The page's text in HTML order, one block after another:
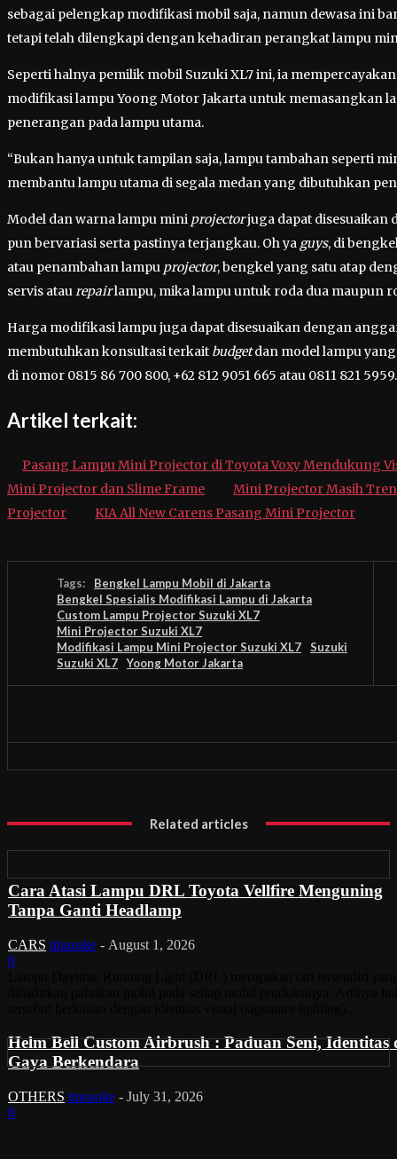
sebagai pelengkap modifikasi mobil saja, namun dewasa ini
tetapi telah dilengkapi dengan kehadiran perangkat lampu
Seperti halnya pemilik mobil Suzuki XL7 ini, ia
modifikasi lampu Yoong Motor Jakarta untuk memasangkan
penerangan pada lampu utama.
“Bukan hanya untuk tampilan saja, lampu tambahan seperti
membantu lampu utama di segala medan yang dibutuhkan
Model dan warna lampu mini projectorjuga dapat disesuaikan
pun bervariasi serta pastinya terjangkau. Oh ya guys, di
atau penambahan lampu projector, bengkel yang satu atap
servis ataurepairlampu, mika lampu untuk roda dua maupun
Harga modifikasi lampu juga dapat disesuaikan dengan
membutuhkan konsultasi terkait budgetdan model lampu
di nomor 0815 86 700 800, +62 812 9051 665 atau 0811 821
Artikel terkait:
Pasang Lampu Mini Projector di Toyota Voxy Mendukung
Mini Projector dan Slime Frame
Mini Projector Masih Tren
Projector
KIA All New Carens Pasang Mini Projector
Tags:
Bengkel Lampu Mobil di Jakarta
Bengkel Spesialis Modifikasi Lampu di Jakarta
Custom Lampu Projector Suzuki XL7
Mini Projector Suzuki XL7
Modifikasi Lampu Mini Projector Suzuki XL7
Suzuki
Suzuki XL7
Yoong Motor Jakarta
Related articles
Cara Atasi Lampu DRL Toyota Vellfire Menguning
Tanpa Ganti Headlamp
CARS tinusoke - August 1, 2026
0
Helm Bell Custom Airbrush : Paduan Seni, Identitas
Gaya Berkendara
OTHERS tinusoke - July 31, 2026
0